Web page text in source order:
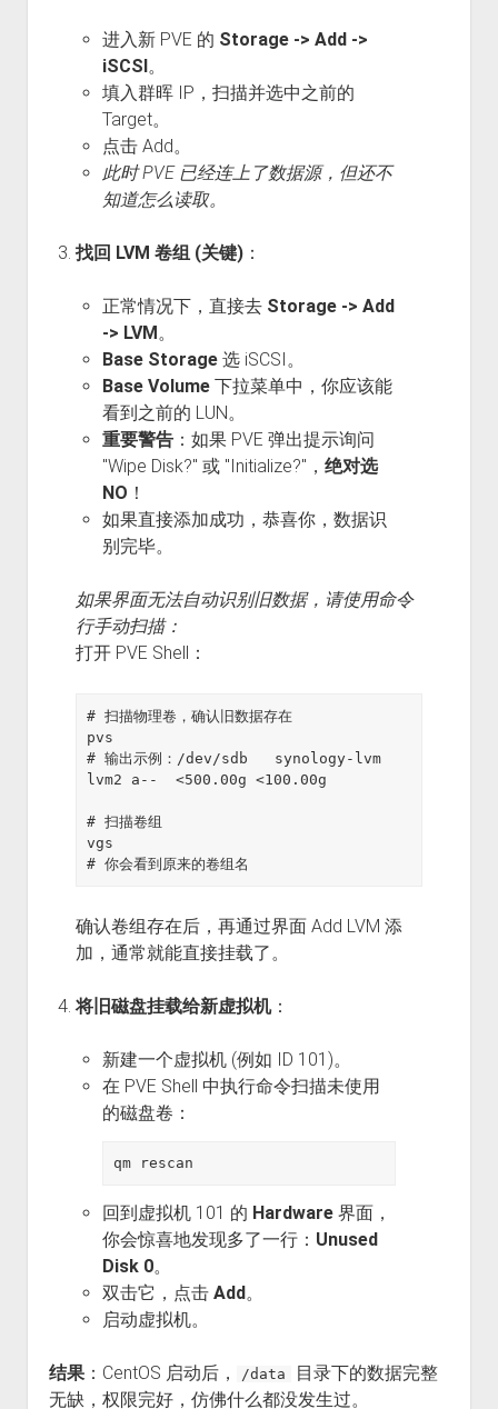
进入新 PVE 的 Storage -> Add ->
iSCSI。
填入群晖 IP，扫描并选中之前的
Target。
点击 Add。
此时 PVE 已经连上了数据源，但还不
知道怎么读取。
找回 LVM 卷组 (关键)：
正常情况下，直接去 Storage -> Add
-> LVM。
Base Storage选 iSCSI。
Base Volume下拉菜单中，你应该能
看到之前的 LUN。
重要警告：如果 PVE 弹出提示询问
"Wipe Disk?" 或 "Initialize?"， 绝对选
NO ！
如果直接添加成功，恭喜你，数据识
别完毕。
如果界面无法自动识别旧数据，请使用命令
行手动扫描：
打开 PVE Shell：
# 扫描物理卷，确认旧数据存在
pvs
# 输出示例：/dev/sdb   synology-lvm
lvm2 a--  <500.00g <100.00g
# 扫描卷组
vgs
确认卷组存在后，再通过界面 Add LVM 添
加，通常就能直接挂载了。
将旧磁盘挂载给新虚拟机：
新建一个虚拟机 (例如 ID 101)。
在 PVE Shell 中执行命令扫描未使用
的磁盘卷：
回到虚拟机 101 的 Hardware界面，
你会惊喜地发现多了一行： Unused
Disk 0。
双击它，点击 Add。
启动虚拟机。
结果：CentOS 启动后， /data
目录下的数据完整
无缺，权限完好，仿佛什么都没发生过。